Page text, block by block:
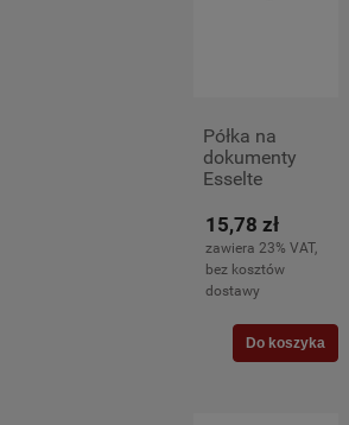
Półka na
dokumenty
Esselte
VIVIDA czarna
15,78 zł
zawiera 23% VAT,
bez kosztów
dostawy
Do koszyka